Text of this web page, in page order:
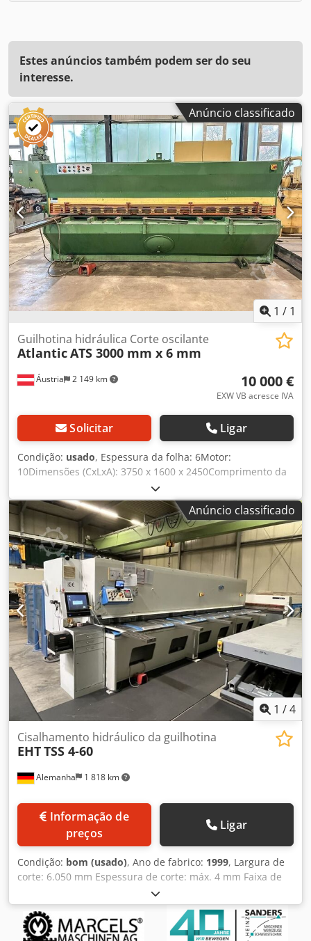
Estes anúncios também podem ser do seu
interesse.
Anúncio classificado
1 / 1
Áustria 2 149 km
Guilhotina hidráulica Corte oscilante
AtlanticATS 3000 mm x 6 mm
10 000 €
EXW VB acresce IVA
Solicitar Ligar
Condição: usado, Espessura da folha: 6Motor:
10Dimensões (CxLxA): 3750 x 1600 x 2450Comprimento da
folha: 3050Peso aprox.: 4800Descrição:Cisalhamento -
hidráulico ATLANTIC ATS 3000 Máquina usada Largura da
chapa: 3050 mm Espessura da chapa: 6,0 mm Espessura
da chapa para aço inoxidável: 4,0 mm Ângulo de corte: 0,5
- 3,0 ° Dispositivo de fixação: 18 peças Número de cursos: 9
/ 14 cursos/min Medidor de altura - ajustável: máx. 750
mm Controlo: conv. Potência do motor: 10,0 kW Peso: 4800
kg Dodsu Uwyyjpfx Ahnowa Dimensões L-W-H: 3750 x 1600
x 2450 mm bom estado de conservação () Equipamento: -
electro-hidráulica / guiada - painel de controlo frontal, à
esquerda - fácil de operar - com regulação electro-
hidráulica do ângulo de corte - com regulação manual do
intervalo de corte, a partir da traseira - calibre traseiro
electromotorizado 10-750 mm - com indicação analógica
da posição + volante para ajuste fino - 1x vedação lateral
robusta - 1x pedal de acionamento livre - Proteção frontal
contra o contacto dos dedos - 2x botão frontal de
PARAGEM DE EMERGÊNCIA
Anúncio classificado
1 /4
Alemanha 1 818 km
Cisalhamento hidráulico da guilhotina
EHTTSS 4-60
preços
Ligar
Condição: bom (usado), Ano de fabrico: 1999, Largura de
corte: 6.050 mm Espessura de corte: máx. 4 mm Faixa de
batente: 10 - 1.000 mm Djdpfx Ahewzvntjnswa